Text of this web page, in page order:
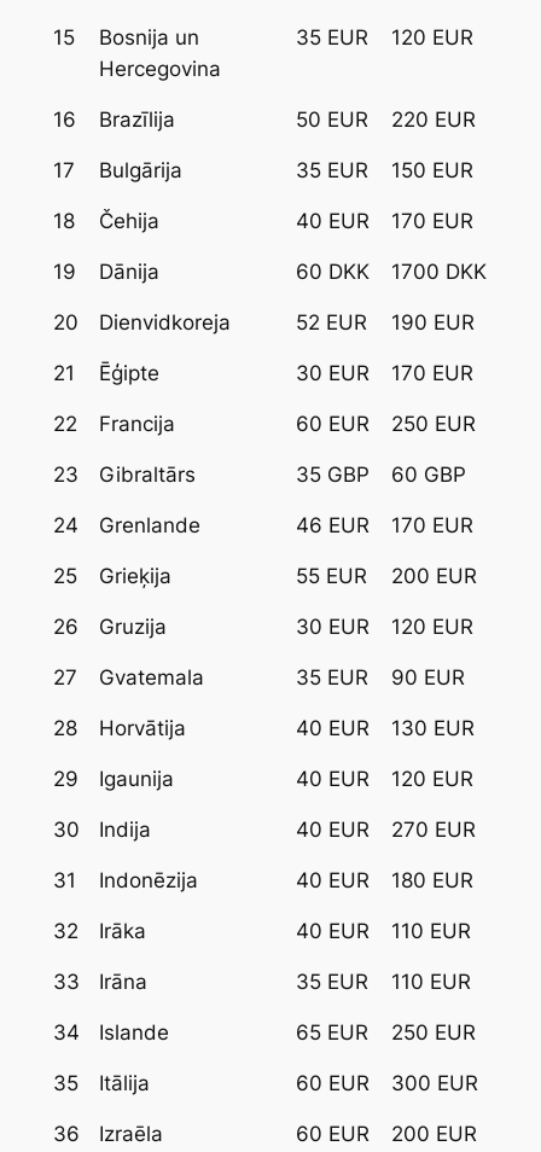
15
Bosnija un
Hercegovina
35 EUR 120 EUR
16 Brazīlija 50 EUR 220 EUR
17 Bulgārija 35 EUR 150 EUR
18 Čehija 40 EUR 170 EUR
19 Dānija 60 DKK 1700 DKK
20 Dienvidkoreja 52 EUR 190 EUR
21 Ēģipte 30 EUR 170 EUR
22 Francija 60 EUR 250 EUR
23 Gibraltārs 35 GBP 60 GBP
24 Grenlande 46 EUR 170 EUR
25 Grieķija 55 EUR 200 EUR
26 Gruzija 30 EUR 120 EUR
27 Gvatemala 35 EUR 90 EUR
28 Horvātija 40 EUR 130 EUR
29 Igaunija 40 EUR 120 EUR
30 Indija 40 EUR 270 EUR
31 Indonēzija 40 EUR 180 EUR
32 Irāka 40 EUR 110 EUR
33 Irāna 35 EUR 110 EUR
34 Islande 65 EUR 250 EUR
35 Itālija 60 EUR 300 EUR
36 Izraēla 60 EUR 200 EUR